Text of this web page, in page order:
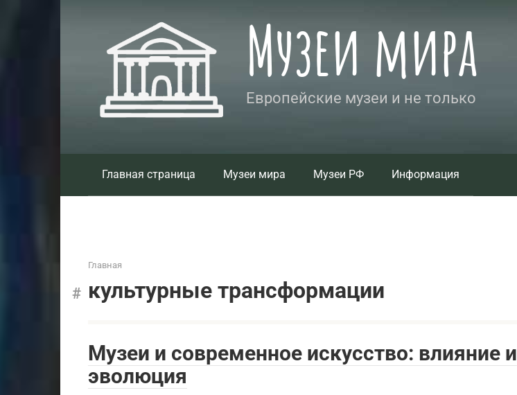
Музеи мира
Европейские музеи и не только
Главная страница Музеи мира Музеи РФ Информация
Главная
культурные трансформации
Музеи и современное искусство: влияние и
эволюция